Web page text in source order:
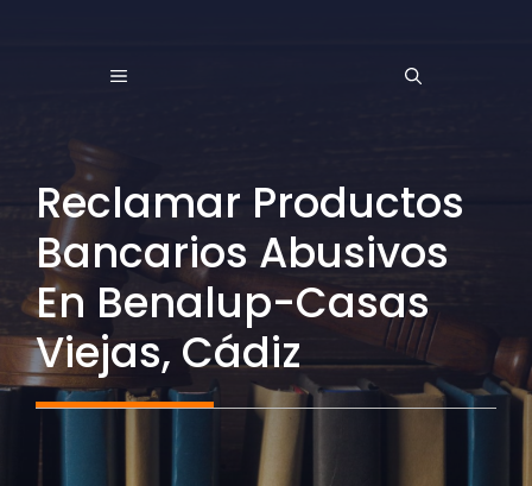
MENÚ
Reclamar Productos
Bancarios Abusivos
En Benalup-Casas
Viejas, Cádiz